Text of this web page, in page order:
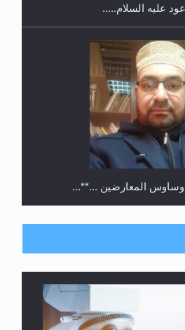
عليه السلام.....
المعارضين ...**...